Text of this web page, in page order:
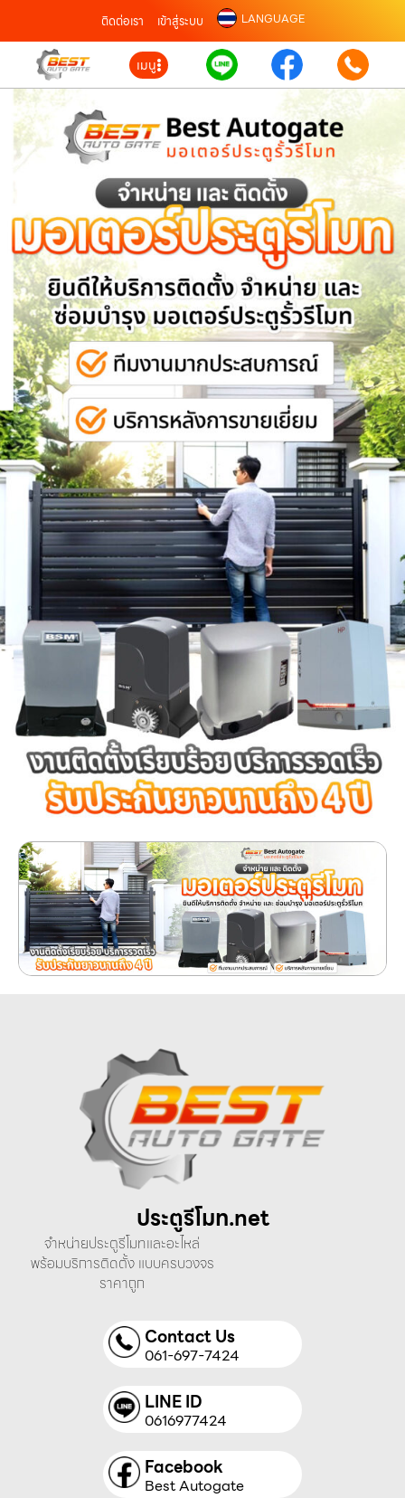
ติดต่อเรา เข้าสู่ระบบ LANGUAGE
เมนู
ประตูรีโมท.net
จำหน่ายประตูรีโมทและอะไหล่
พร้อมบริการติดตั้ง แบบครบวงจร
ราคาถูก
Contact Us
061-697-7424
LINE ID
0616977424
Facebook
Best Autogate